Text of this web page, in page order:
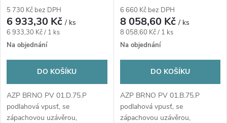
5 730 Kč bez DPH
6 933,30 Kč/ ks
Měrná
cena:
6 933,30 Kč / 1 ks
Na objednání
DO KOŠÍKU
AZP BRNO PV 01.D.75.P
podlahová vpusť, se
zápachovou uzávěrou,
6 660 Kč bez DPH
8 058,60 Kč/ ks
Měrná
cena:
8 058,60 Kč / 1 ks
Na objednání
DO KOŠÍKU
AZP BRNO PV 01.B.75.P
podlahová vpusť, se
zápachovou uzávěrou,